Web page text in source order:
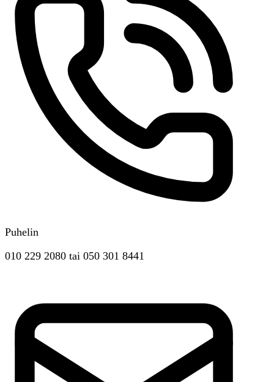
Puhelin
010 229 2080 tai 050 301 8441